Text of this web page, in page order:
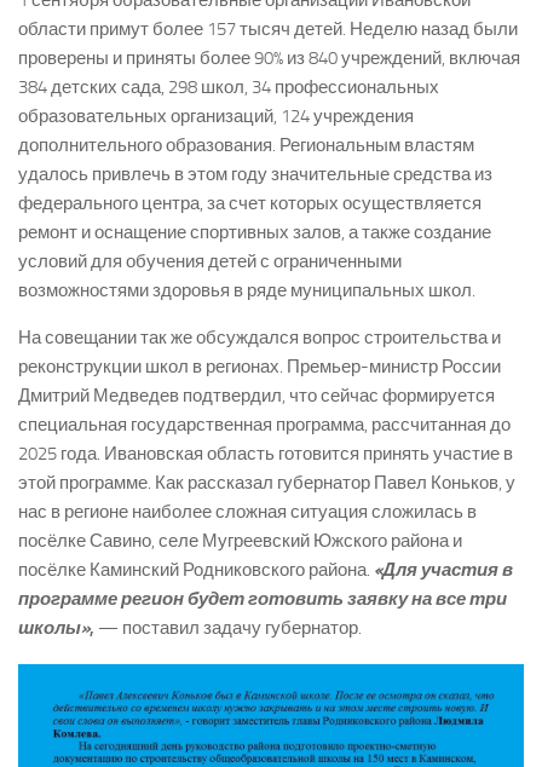
области примут более 157 тысяч детей. Неделю назад были
проверены и приняты более 90% из 840 учреждений, включая
384 детских сада, 298 школ, 34 профессиональных
образовательных организаций, 124 учреждения
дополнительного образования. Региональным властям
удалось привлечь в этом году значительные средства из
федерального центра, за счет которых осуществляется
ремонт и оснащение спортивных залов, а также создание
условий для обучения детей с ограниченными
возможностями здоровья в ряде муниципальных школ.
На совещании так же обсуждался вопрос строительства и
реконструкции школ в регионах. Премьер-министр России
Дмитрий Медведев подтвердил, что сейчас формируется
специальная государственная программа, рассчитанная до
2025 года. Ивановская область готовится принять участие в
этой программе. Как рассказал губернатор Павел Коньков, у
нас в регионе наиболее сложная ситуация сложилась в
посёлке Савино, селе Мугреевский Южского района и
посёлке Каминский Родниковского района. «Для участия в
программе регион будет готовить заявку на все три
школы», — поставил задачу губернатор.